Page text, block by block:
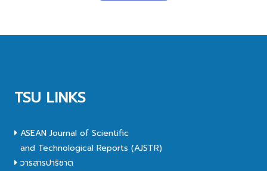
TSU LINKS
ASEAN Journal of Scientific
and Technological Reports (AJSTR)
วารสารปาริชาต